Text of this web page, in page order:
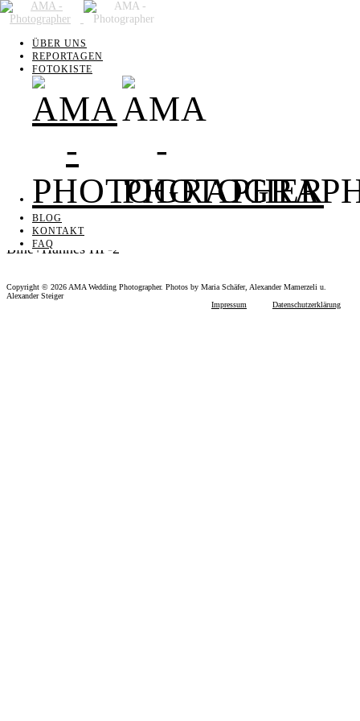
ÜBER UNS
REPORTAGEN
FOTOKISTE
KONTAKT
FAQ
ÜBER UNS
REPORTAGEN
FOTOKISTE
BLOG
KONTAKT
FAQ
Bine+Hannes HP-2
Copyright © 2026 AMA Wedding Photographer. Photos by Maria Schäfer, Alexander Mamerzeli u.
Alexander Steiger
Impressum
Datenschutzerklärung